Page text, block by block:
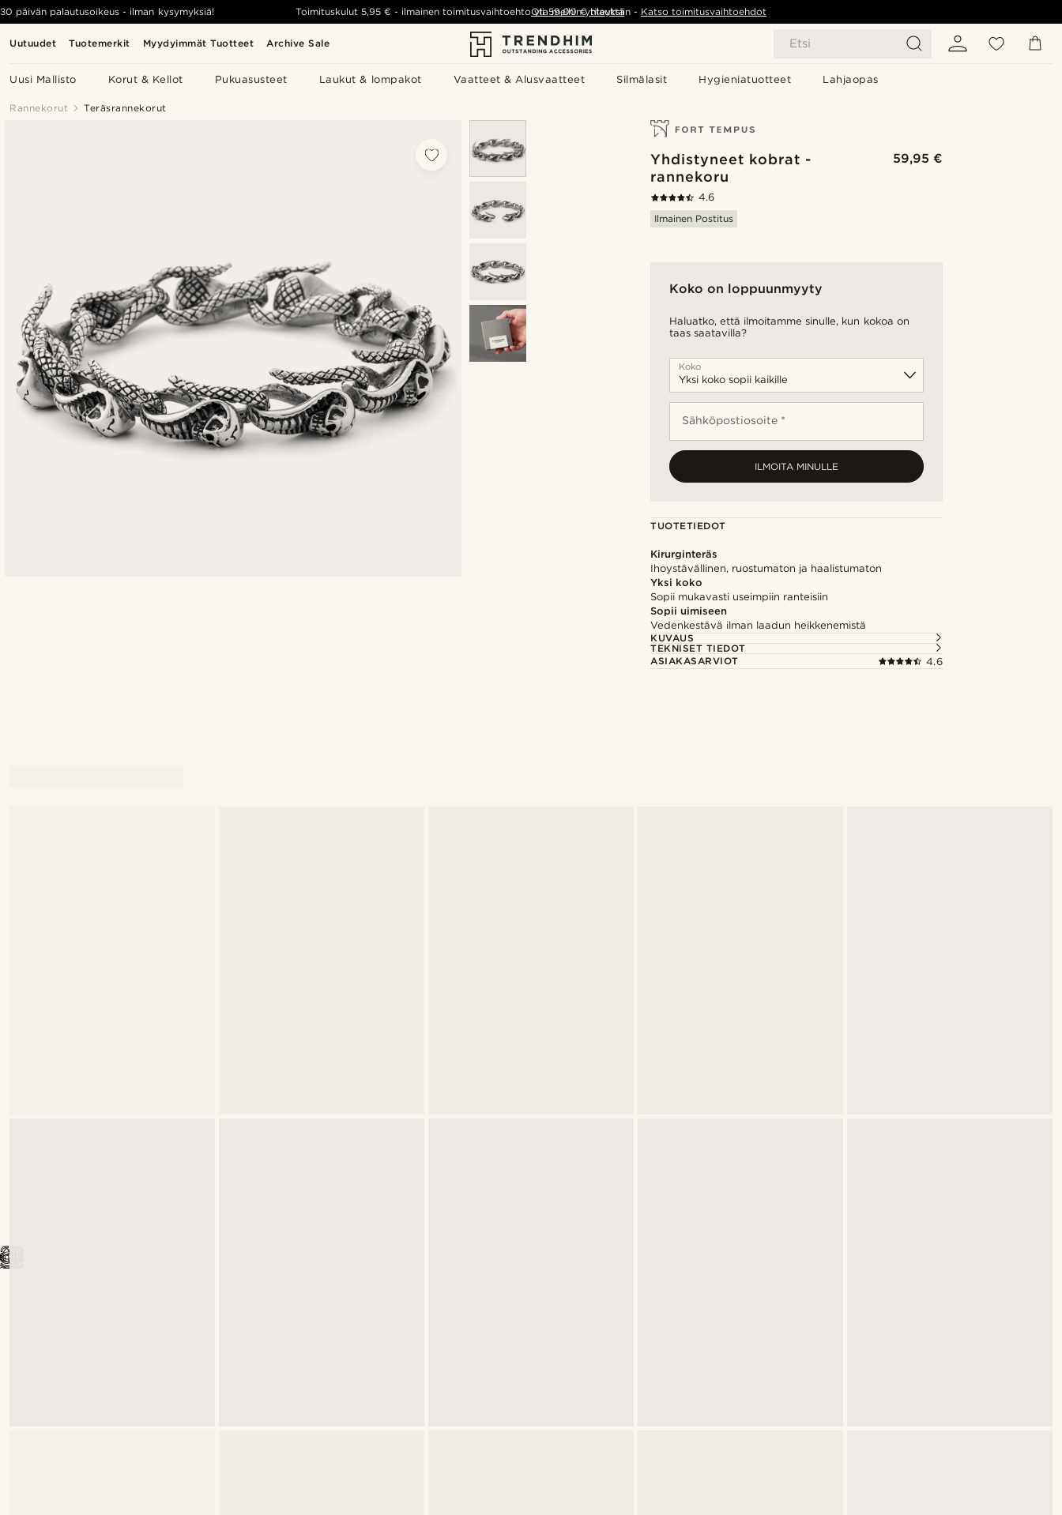
Uutuudet Tuotemerkit Myydyimmät Tuotteet Archive Sale Etsi
Uusi Mallisto Korut & Kellot Pukuasusteet Laukut & lompakot Vaatteet & Alusvaatteet Silmälasit Hygieniatuotteet Lahjaopas
30 päivän palautusoikeus - ilman kysymyksiä! Toimituskulut 5,95 € - ilmainen toimitusvaihtoehto yli 59,00 €tilauksiin - Katso toimitusvaihtoehdot
Ota meihin yhteyttä
Rannekorut Teräsrannekorut
Yhdistyneet kobrat -
rannekoru
59,95 €
4.6
Ilmainen Postitus
Koko on loppuunmyyty
Haluatko, että ilmoitamme sinulle, kun kokoa on
taas saatavilla?
Koko
Sähköpostiosoite *
ILMOITA MINULLE
TUOTETIEDOT
Kirurginteräs
Ihoystävällinen, ruostumaton ja haalistumaton
Yksi koko
Sopii mukavasti useimpiin ranteisiin
Sopii uimiseen
Vedenkestävä ilman laadun heikkenemistä
KUVAUS
TEKNISET TIEDOT
ASIAKASARVIOT
4.6